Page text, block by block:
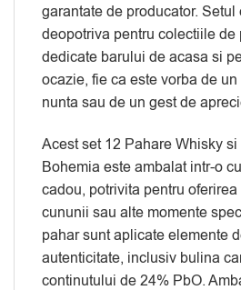
garantate de producator. Setul
deopotriva pentru colectiile de
dedicate barului de acasa si
ocazie, fie ca este vorba de
nunta sau de un gest de
Acest set 12 Pahare Whisky
Bohemia este ambalat intr-o
cadou, potrivita pentru
cununii sau alte momente
pahar sunt aplicate elemente
autenticitate, inclusiv bulina
continutului de 24% PbO.